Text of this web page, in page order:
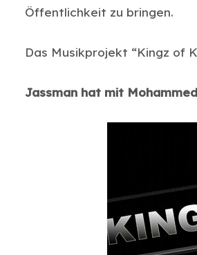
Öffentlichkeit zu bringen.
Das Musikprojekt “Kingz of
Jassman hat mit